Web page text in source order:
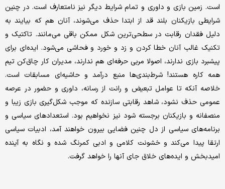
است. زمین بازی و داوری و تمام شرایط دیگر نیز نامتعارف است. در چنین
شرایطی بازیکنان بلند قد از ابتدا حذف می‌شوند، آنان هم که بیایند به
دلیل فقدان رقابت در سطحی‌ترین شکل ممکن باقی می‌مانند. تاکتیک و
تکنیک غالب آنان خطا کردن و زد و خورد و فحاشی می‌شود. ایده‌ای برای
پیشبرد بازی ندارند، اصولا مربی حرفه‌ای هم ندارند، مدیران کار چاق‌کن تیم
همه کاره هستند! شرط‌بندی‌ها منبع درآمد و حاشیه‌ای مسابقات است.
خلاصه آنکه تا عوامل تبعیض و رانت از رسانه، داوری و حضور در عرصه
عمومی حذف نشود، شاهد رقابتی سازنده که موجب شکل‌گیری بازی زیبا و
منصفانه و بازیکنان برجسته شود نیز نخواهیم بود. استعدادهای سیاسی و
برنامه‌های سیاسی از دل چنین فضایی بیرون خواهند آمد، ادبیات سیاسی
ارتقا پیدا می‌کند و خشونت کلامی و ادبی کمرنگ شده و نگاه به آینده
امیدبخش و ایده‌های خلاق جای آنها را خواهد گرفت.